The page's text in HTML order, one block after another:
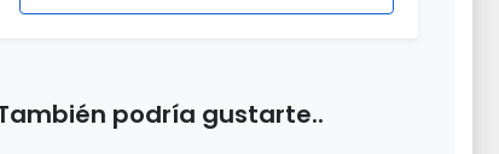
podría gustarte..